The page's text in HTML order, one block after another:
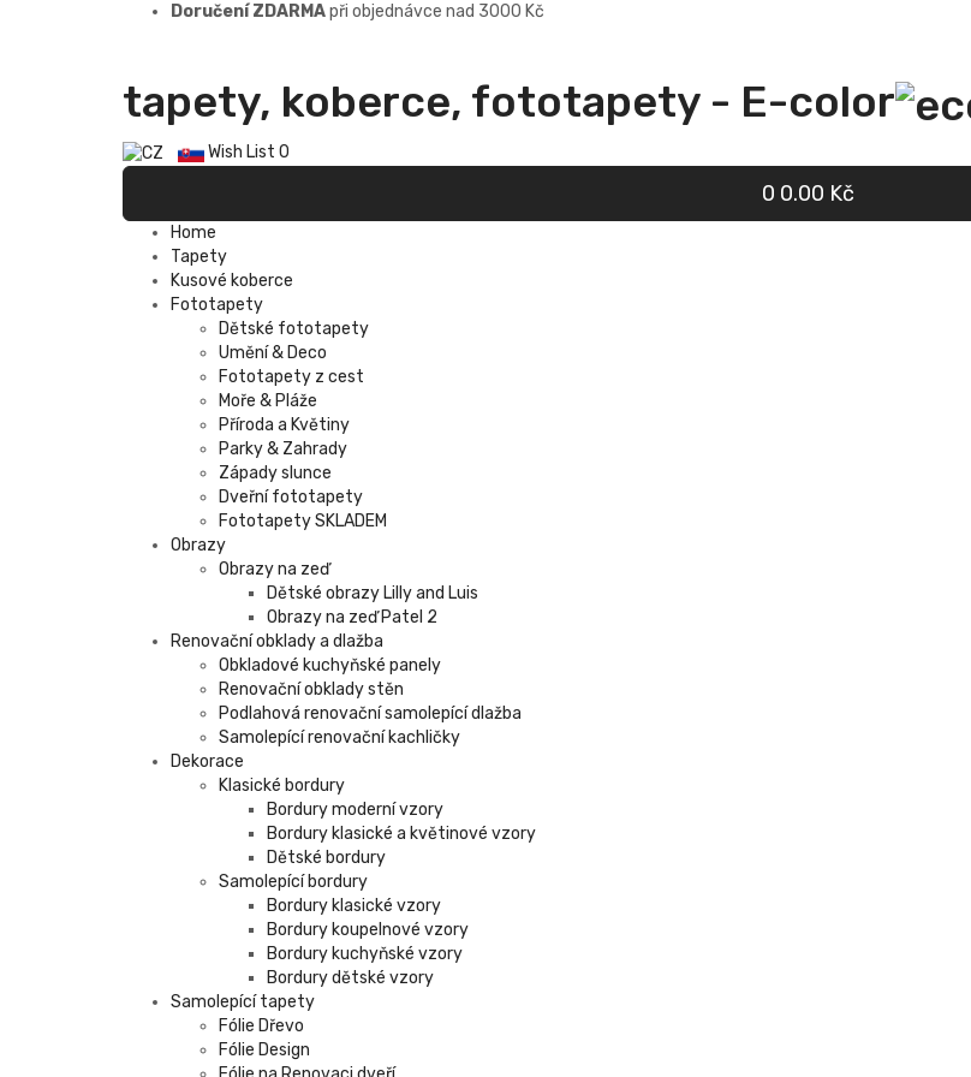
Doručení ZDARMApři objednávce nad 3000 Kč
tapety, koberce, fototapety - E-color
Wish List 0
0 0.00 Kč
Home
Tapety
Kusové koberce
Fototapety
Dětské fototapety
Umění & Deco
Fototapety z cest
Moře & Pláže
Příroda a Květiny
Parky & Zahrady
Západy slunce
Dveřní fototapety
Fototapety SKLADEM
Obrazy
Obrazy na zeď
Dětské obrazy Lilly and Luis
Obrazy na zeď Patel 2
Renovační obklady a dlažba
Obkladové kuchyňské panely
Renovační obklady stěn
Podlahová renovační samolepící dlažba
Samolepící renovační kachličky
Dekorace
Klasické bordury
Bordury moderní vzory
Bordury klasické a květinové vzory
Dětské bordury
Samolepící bordury
Bordury klasické vzory
Bordury koupelnové vzory
Bordury kuchyňské vzory
Bordury dětské vzory
Samolepící tapety
Fólie Dřevo
Fólie Design